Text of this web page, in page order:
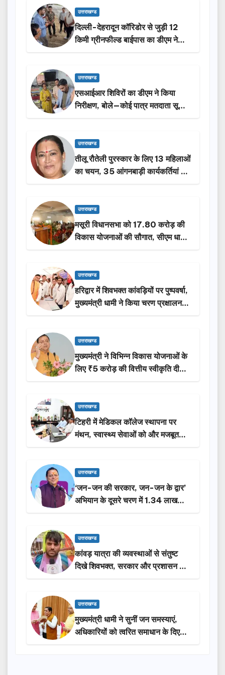
उत्तराखण्ड
दिल्ली-देहरादून कॉरिडोर से जुड़ी 12
किमी ग्रीनफील्ड बाईपास का डीएम ने
किया निरीक्षण…
उत्तराखण्ड
एसआईआर शिविरों का डीएम ने किया
निरीक्षण, बोले—कोई पात्र मतदाता सूची
से न छूटे…
उत्तराखण्ड
तीलू रौतेली पुरस्कार के लिए 13 महिलाओं
का चयन, 35 आंगनबाड़ी कार्यकर्तियां भी
होंगी सम्मानित…
उत्तराखण्ड
मसूरी विधानसभा को 17.80 करोड़ की
विकास योजनाओं की सौगात, सीएम धामी
ने किया लोकार्पण-शिलान्यास.
उत्तराखण्ड
हरिद्वार में शिवभक्त कांवड़ियों पर पुष्पवर्षा,
मुख्यमंत्री धामी ने किया चरण प्रक्षालन…
उत्तराखण्ड
मुख्यमंत्री ने विभिन्न विकास योजनाओं के
लिए ₹5 करोड़ की वित्तीय स्वीकृति दी…
उत्तराखण्ड
टिहरी में मेडिकल कॉलेज स्थापना पर
मंथन, स्वास्थ्य सेवाओं को और मजबूत
करेगी सरकार: मुख्यमंत्री धामी…
उत्तराखण्ड
‘जन-जन की सरकार, जन-जन के द्वार’
अभियान के दूसरे चरण में 1.34 लाख
लोगों की भागीदारी…
उत्तराखण्ड
कांवड़ यात्रा की व्यवस्थाओं से संतुष्ट
दिखे शिवभक्त, सरकार और प्रशासन की
सराहना…
उत्तराखण्ड
मुख्यमंत्री धामी ने सुनीं जन समस्याएं,
अधिकारियों को त्वरित समाधान के दिए
निर्देश